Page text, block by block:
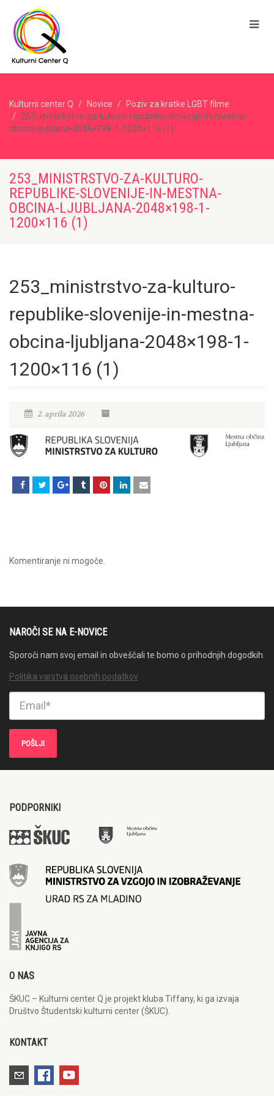
Kulturni center Q Novice
Poziv za kratke LGBT filme
253_ministrstvo-za-kulturo-republike-slovenije-in-mestna-
obcina-ljubljana-2048×198-1-1200×116 (1)
253_MINISTRSTVO-ZA-KULTURO-
REPUBLIKE-SLOVENIJE-IN-MESTNA-
OBCINA-LJUBLJANA-2048×198-1-
1200×116 (1)
253_ministrstvo-za-kulturo-
republike-slovenije-in-mestna-
obcina-ljubljana-2048×198-1-
1200×116 (1)
2. aprila 2026
Komentiranje ni mogoče.
NAROČI SE NA E-NOVICE
Sporoči nam svoj email in obveščali te bomo o prihodnjih dogodkih.
Politika varstva osebnih podatkov
PODPORNIKI
O NAS
ŠKUC – Kulturni center Q je projekt kluba Tiffany, ki ga izvaja
Društvo Študentski kulturni center (ŠKUC).
KONTAKT